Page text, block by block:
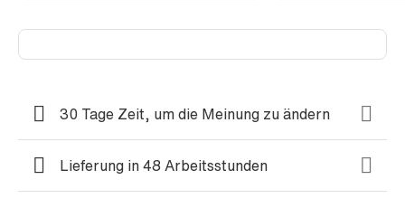
30 Tage Zeit, um die Meinung zu ändern
Lieferung in 48 Arbeitsstunden